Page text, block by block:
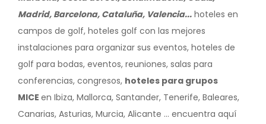
Madrid, Barcelona, Cataluña, Valencia... hoteles en
campos de golf, hoteles golf con las mejores
instalaciones para organizar sus eventos, hoteles de
golf para bodas, eventos, reuniones, salas para
conferencias, congresos, hoteles para grupos
MICE en Ibiza, Mallorca, Santander, Tenerife, Baleares,
Canarias, Asturias, Murcia, Alicante ... encuentra aquí